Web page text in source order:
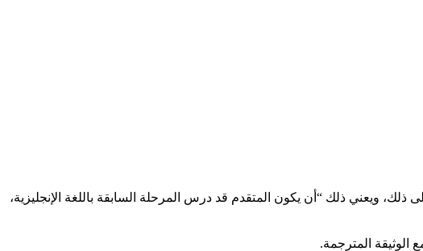
ذلك، ويعني ذلك “أن يكون المتقدم قد درس المرحلة السابقة باللغة الإنجليزية،
الوثيقة المترجمة.